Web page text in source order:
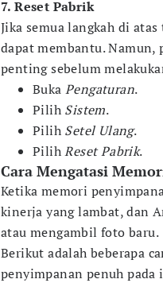
7. Reset Pabrik
Jika semua langkah di
dapat membantu. Namun,
penting sebelum
Buka Pengaturan.
Pilih Sistem.
Pilih Setel Ulang.
PilihReset Pabrik.
Cara Mengatasi
Ketika memori
kinerja yang lambat, dan
atau mengambil foto baru.
Berikut adalah beberapa
penyimpanan penuh pada